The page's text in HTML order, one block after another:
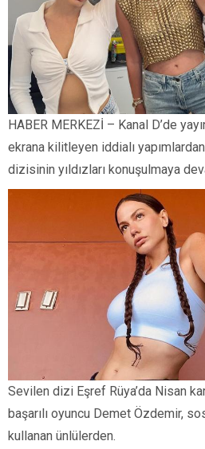
HABER MERKEZİ – Kanal D’de
ekrana kilitleyen iddialı
dizisinin yıldızları konuşulmaya
Sevilen dizi Eşref Rüya’da Nisan
başarılı oyuncu Demet Özdemir,
kullanan ünlülerden.